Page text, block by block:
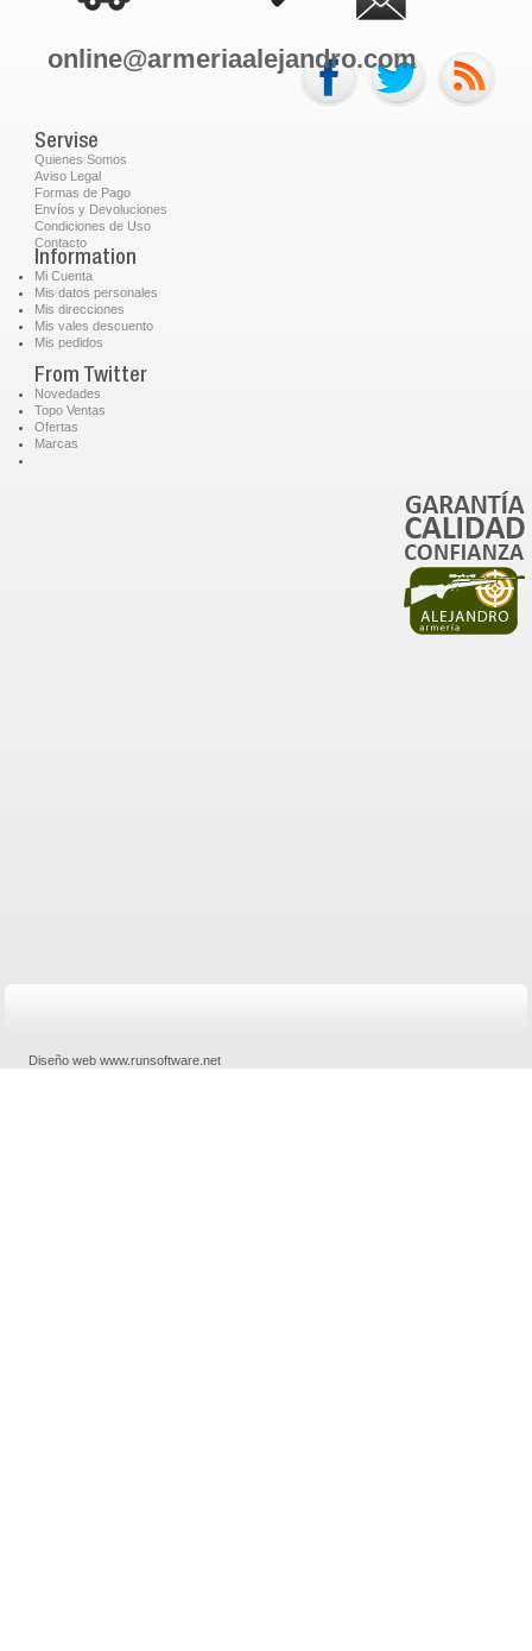
online@armeriaalejandro.com
Servise
Quienes Somos
Aviso Legal
Formas de Pago
Envíos y Devoluciones
Condiciones de Uso
Contacto
Information
Mi Cuenta
Mis datos personales
Mis direcciones
Mis vales descuento
Mis pedidos
From Twitter
Novedades
Topo Ventas
Ofertas
Marcas
Diseño web www.runsoftware.net